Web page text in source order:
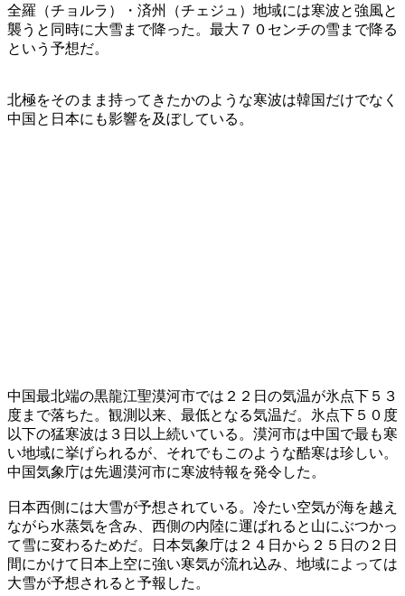
全羅（チョルラ）・済州（チェジュ）地域には寒波と強風と
襲うと同時に大雪まで降った。最大７０センチの雪まで降る
という予想だ。
北極をそのまま持ってきたかのような寒波は韓国だけでなく
中国と日本にも影響を及ぼしている。
中国最北端の黒龍江聖漠河市では２２日の気温が氷点下５３
度まで落ちた。観測以来、最低となる気温だ。氷点下５０度
以下の猛寒波は３日以上続いている。漠河市は中国で最も寒
い地域に挙げられるが、それでもこのような酷寒は珍しい。
中国気象庁は先週漠河市に寒波特報を発令した。
日本西側には大雪が予想されている。冷たい空気が海を越え
ながら水蒸気を含み、西側の内陸に運ばれると山にぶつかっ
て雪に変わるためだ。日本気象庁は２４日から２５日の２日
間にかけて日本上空に強い寒気が流れ込み、地域によっては
大雪が予想されると予報した。